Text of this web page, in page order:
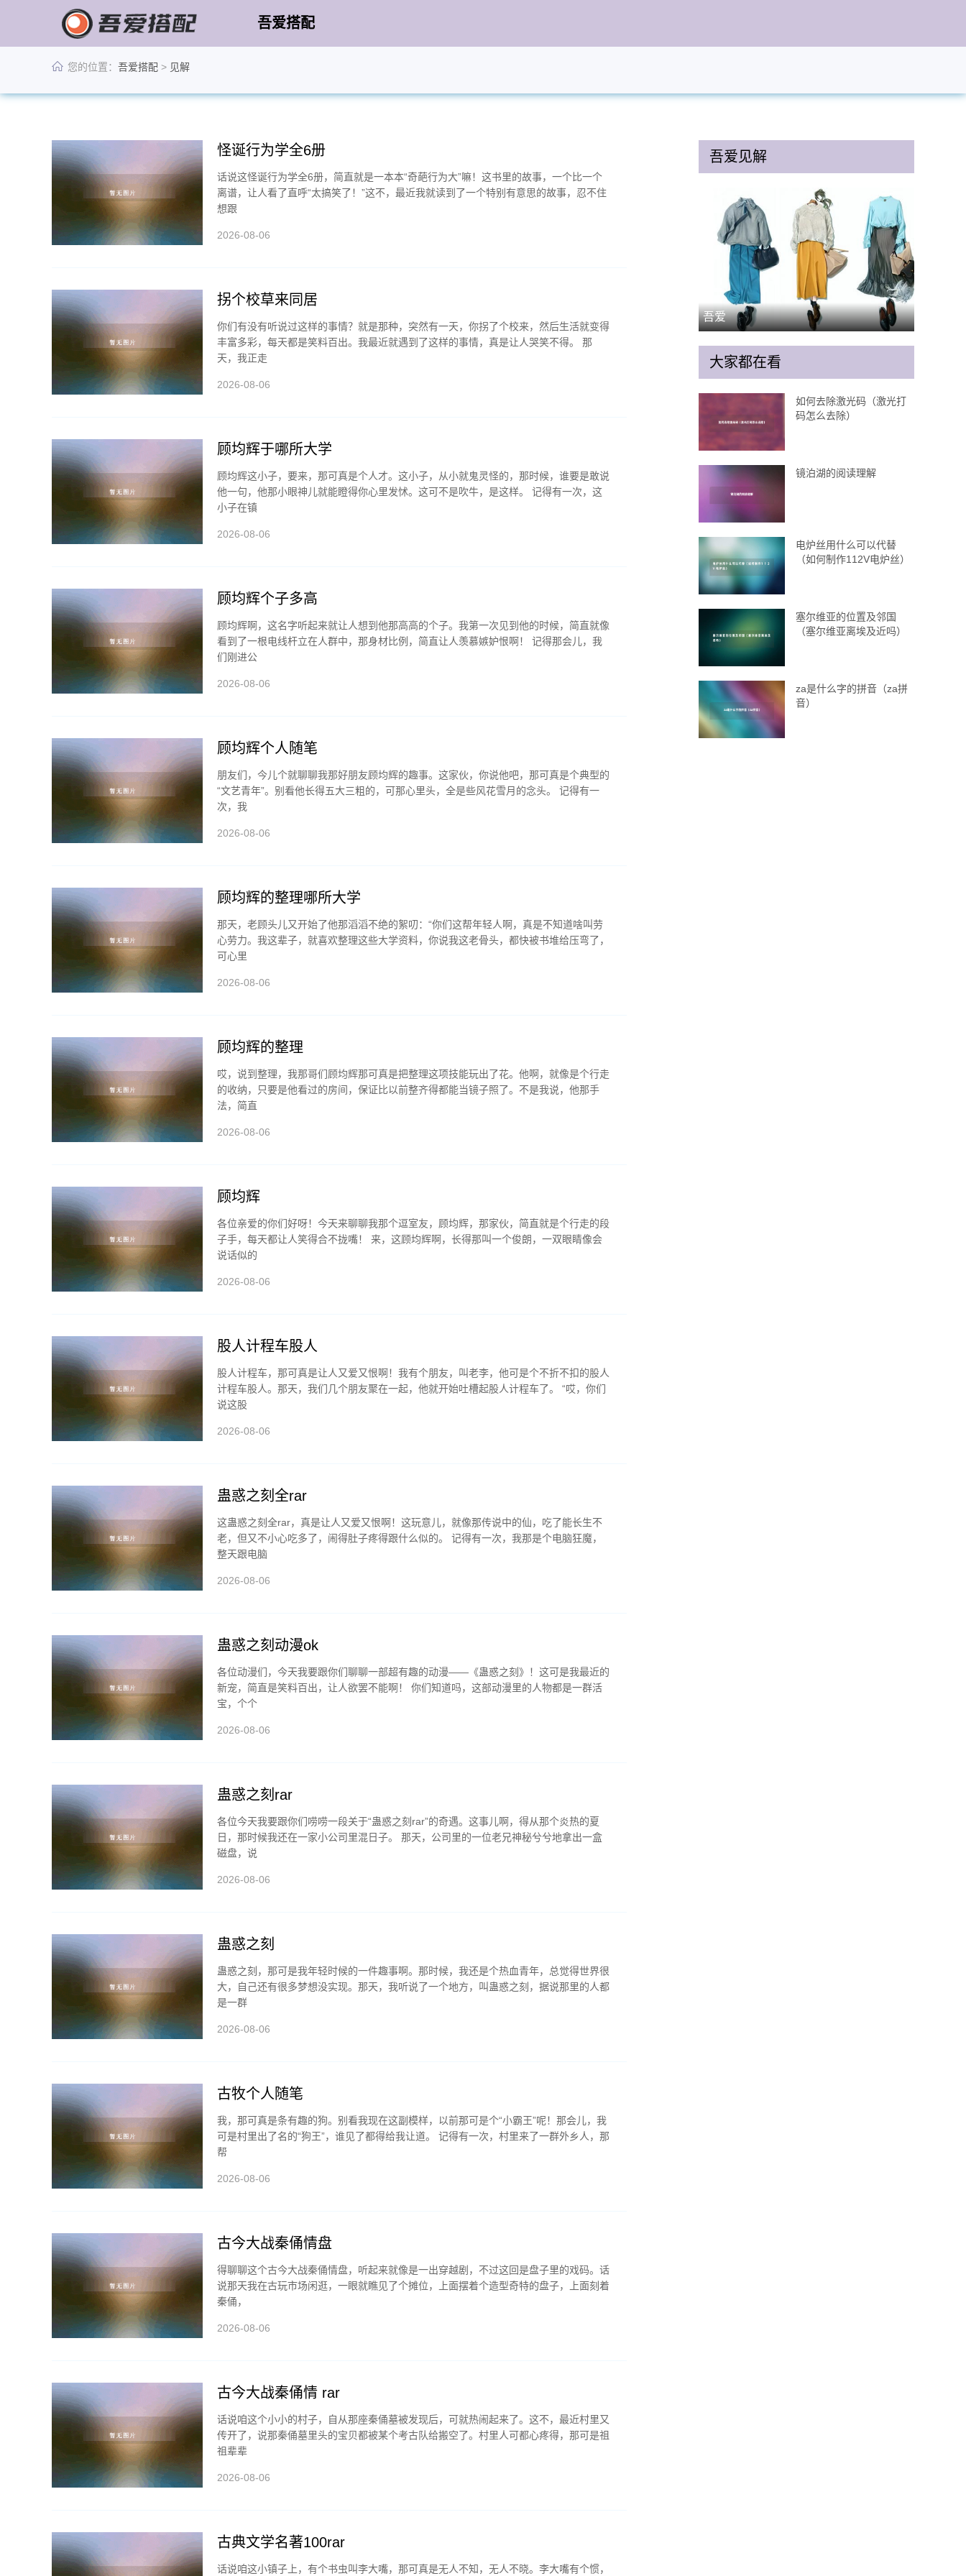
吾爱搭配
您的位置： 吾爱搭配 > 见解
怪诞行为学全6册
话说这怪诞行为学全6册，简直就是一本本“奇葩行为大”嘛！这书里的故事，一个比一个
离谱，让人看了直呼“太搞笑了！”这不，最近我就读到了一个特别有意思的故事，忍不住
想跟
2026-08-06
拐个校草来同居
你们有没有听说过这样的事情？就是那种，突然有一天，你拐了个校来，然后生活就变得
丰富多彩，每天都是笑料百出。我最近就遇到了这样的事情，真是让人哭笑不得。 那
天，我正走
2026-08-06
顾均辉于哪所大学
顾均辉这小子，要来，那可真是个人才。这小子，从小就鬼灵怪的，那时候，谁要是敢说
他一句，他那小眼神儿就能瞪得你心里发怵。这可不是吹牛，是这样。 记得有一次，这
小子在镇
2026-08-06
顾均辉个子多高
顾均辉啊，这名字听起来就让人想到他那高高的个子。我第一次见到他的时候，简直就像
看到了一根电线杆立在人群中，那身材比例，简直让人羡慕嫉妒恨啊！ 记得那会儿，我
们刚进公
2026-08-06
顾均辉个人随笔
朋友们，今儿个就聊聊我那好朋友顾均辉的趣事。这家伙，你说他吧，那可真是个典型的
“文艺青年”。别看他长得五大三粗的，可那心里头，全是些风花雪月的念头。 记得有一
次，我
2026-08-06
顾均辉的整理哪所大学
那天，老顾头儿又开始了他那滔滔不绝的絮叨：“你们这帮年轻人啊，真是不知道啥叫劳
心劳力。我这辈子，就喜欢整理这些大学资料，你说我这老骨头，都快被书堆给压弯了，
可心里
2026-08-06
顾均辉的整理
哎，说到整理，我那哥们顾均辉那可真是把整理这项技能玩出了花。他啊，就像是个行走
的收纳，只要是他看过的房间，保证比以前整齐得都能当镜子照了。不是我说，他那手
法，简直
2026-08-06
顾均辉
各位亲爱的你们好呀！今天来聊聊我那个逗室友，顾均辉，那家伙，简直就是个行走的段
子手，每天都让人笑得合不拢嘴！ 来，这顾均辉啊，长得那叫一个俊朗，一双眼睛像会
说话似的
2026-08-06
股人计程车股人
股人计程车，那可真是让人又爱又恨啊！我有个朋友，叫老李，他可是个不折不扣的股人
计程车股人。那天，我们几个朋友聚在一起，他就开始吐槽起股人计程车了。 “哎，你们
说这股
2026-08-06
蛊惑之刻全rar
这蛊惑之刻全rar，真是让人又爱又恨啊！这玩意儿，就像那传说中的仙，吃了能长生不
老，但又不小心吃多了，闹得肚子疼得跟什么似的。 记得有一次，我那是个电脑狂魔，
整天跟电脑
2026-08-06
蛊惑之刻动漫ok
各位动漫们，今天我要跟你们聊聊一部超有趣的动漫——《蛊惑之刻》！这可是我最近的
新宠，简直是笑料百出，让人欲罢不能啊！ 你们知道吗，这部动漫里的人物都是一群活
宝，个个
2026-08-06
蛊惑之刻rar
各位今天我要跟你们唠唠一段关于“蛊惑之刻rar”的奇遇。这事儿啊，得从那个炎热的夏
日，那时候我还在一家小公司里混日子。 那天，公司里的一位老兄神秘兮兮地拿出一盒
磁盘，说
2026-08-06
蛊惑之刻
蛊惑之刻，那可是我年轻时候的一件趣事啊。那时候，我还是个热血青年，总觉得世界很
大，自己还有很多梦想没实现。那天，我听说了一个地方，叫蛊惑之刻，据说那里的人都
是一群
2026-08-06
古牧个人随笔
我，那可真是条有趣的狗。别看我现在这副模样，以前那可是个“小霸王”呢！那会儿，我
可是村里出了名的“狗王”，谁见了都得给我让道。 记得有一次，村里来了一群外乡人，那
帮
2026-08-06
古今大战秦俑情盘
得聊聊这个古今大战秦俑情盘，听起来就像是一出穿越剧，不过这回是盘子里的戏码。话
说那天我在古玩市场闲逛，一眼就瞧见了个摊位，上面摆着个造型奇特的盘子，上面刻着
秦俑，
2026-08-06
古今大战秦俑情 rar
话说咱这个小小的村子，自从那座秦俑墓被发现后，可就热闹起来了。这不，最近村里又
传开了，说那秦俑墓里头的宝贝都被某个考古队给搬空了。村里人可都心疼得，那可是祖
祖辈辈
2026-08-06
古典文学名著100rar
话说咱这小镇子上，有个书虫叫李大嘴，那可真是无人不知，无人不晓。李大嘴有个惯，
吾爱见解
吾爱
大家都在看
如何去除激光码（激光打
码怎么去除）
镜泊湖的阅读理解
电炉丝用什么可以代替
（如何制作112V电炉丝）
塞尔维亚的位置及邻国
（塞尔维亚离埃及近吗）
za是什么字的拼音（za拼
音）